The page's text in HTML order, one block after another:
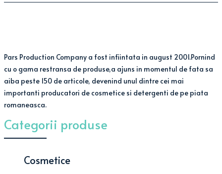
Pars Production Company a fost infiintata in august 2001.Pornind
cu o gama restransa de produse,a ajuns in momentul de fata sa
aiba peste 150 de articole, devenind unul dintre cei mai
importanti producatori de cosmetice si detergenti de pe piata
romaneasca.
Categorii produse
Cosmetice